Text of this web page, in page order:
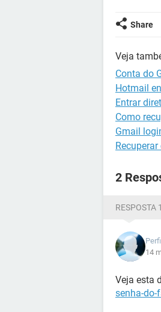
Share
Veja
Conta do
Hotmail
Entrar
Como
Gmail
2
RESPOSTA
14
Veja esta
senha-